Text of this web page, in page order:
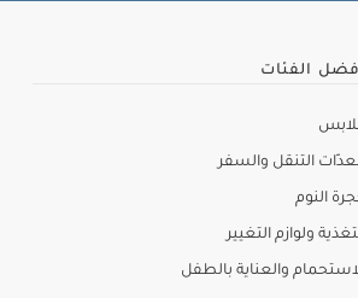
الفئات
التنقل والسفر
النوم
ولوازم التغيير
والعناية بالطفل